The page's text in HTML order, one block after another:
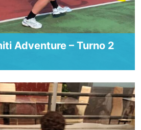
Adventure – Turno 2